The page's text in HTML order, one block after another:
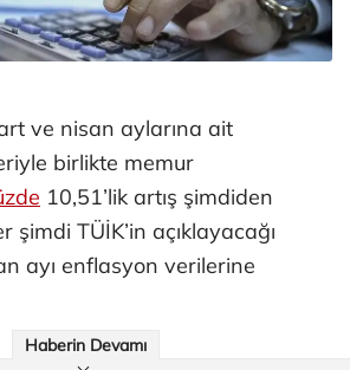
ve nisan aylarına ait
birlikte memur
10,51’lik artış şimdiden
şimdi TÜİK’in açıklayacağı
ayı enflasyon verilerine
Haberin Devamı